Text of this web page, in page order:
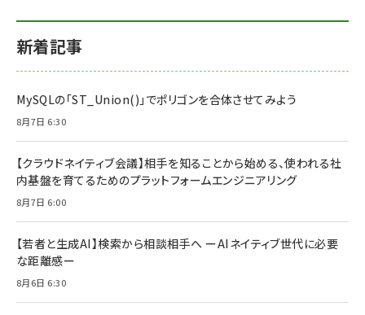
新着記事
MySQLの「ST_Union()」でポリゴンを合体させてみよう
8月7日 6:30
【クラウドネイティブ会議】相手を知ることから始める、使われる社
内基盤を育てるためのプラットフォームエンジニアリング
8月7日 6:00
【若者と生成AI】検索から相談相手へ ーAIネイティブ世代に必要
な距離感ー
8月6日 6:30